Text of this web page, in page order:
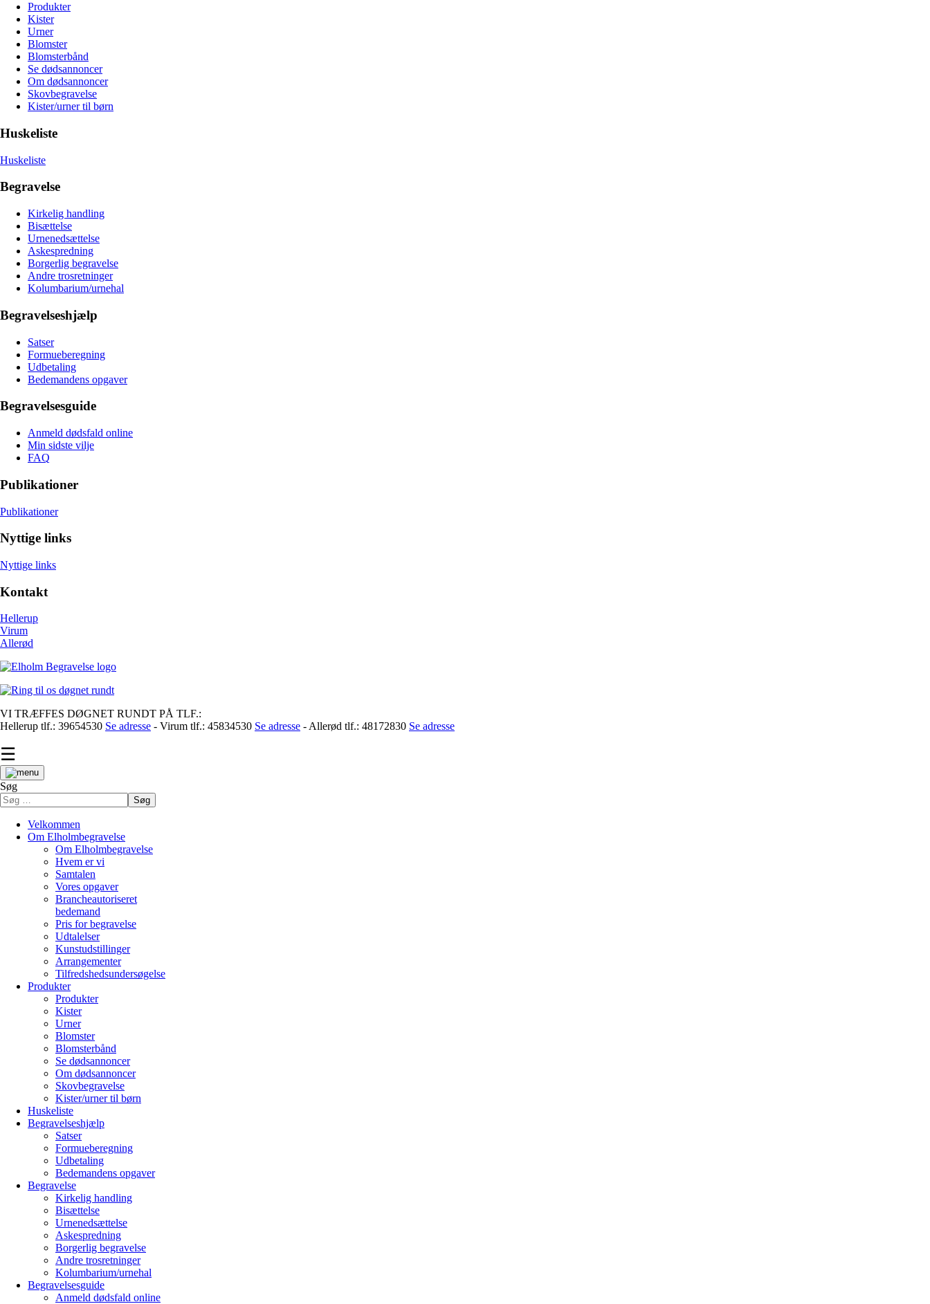
Produkter
Kister
Urner
Blomster
Blomsterbånd
Se dødsannoncer
Om dødsannoncer
Skovbegravelse
Kister/urner til børn
Huskeliste
Huskeliste
Begravelse
Kirkelig handling
Bisættelse
Urnenedsættelse
Askespredning
Borgerlig begravelse
Andre trosretninger
Kolumbarium/urnehal
Begravelseshjælp
Satser
Formueberegning
Udbetaling
Bedemandens opgaver
Begravelsesguide
Anmeld dødsfald online
Min sidste vilje
FAQ
Publikationer
Publikationer
Nyttige links
Nyttige links
Kontakt
Hellerup
Virum
Allerød
VI TRÆFFES DØGNET RUNDT PÅ TLF.:
Hellerup tlf.: 39654530 Se adresse - Virum tlf.: 45834530 Se adresse - Allerød tlf.: 48172830 Se adresse
☰
Søg
Søg
Velkommen
Om Elholmbegravelse
Om Elholmbegravelse
Hvem er vi
Samtalen
Vores opgaver
Brancheautoriseret
bedemand
Pris for begravelse
Udtalelser
Kunstudstillinger
Arrangementer
Tilfredshedsundersøgelse
Produkter
Produkter
Kister
Urner
Blomster
Blomsterbånd
Se dødsannoncer
Om dødsannoncer
Skovbegravelse
Kister/urner til børn
Huskeliste
Begravelseshjælp
Satser
Formueberegning
Udbetaling
Bedemandens opgaver
Begravelse
Kirkelig handling
Bisættelse
Urnenedsættelse
Askespredning
Borgerlig begravelse
Andre trosretninger
Kolumbarium/urnehal
Begravelsesguide
Anmeld dødsfald online